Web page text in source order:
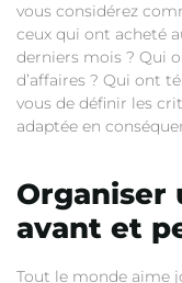
vous considérez
ceux qui ont acheté
derniers mois ? Qui
d’affaires ? Qui ont
vous de définir les
adaptée en
Organiser
avant et
Tout le monde aime